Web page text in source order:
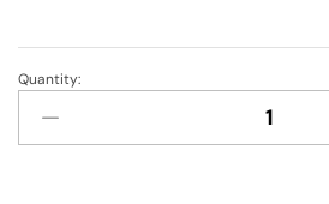
Corksorb®
Corcho
Absorbente
Quantity: